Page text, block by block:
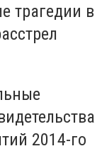
трагедии в
2014-го